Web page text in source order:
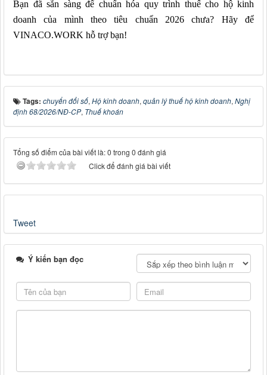
Bạn đã sẵn sàng để chuẩn hóa quy trình thuế cho hộ kinh
doanh của mình theo tiêu chuẩn 2026 chưa? Hãy để
VINACO.WORK hỗ trợ bạn!
Tags: chuyển đổi số, Hộ kinh doanh, quản lý thuế hộ kinh doanh, Nghị
định 68/2026/NĐ-CP, Thuế khoán
Tổng số điểm của bài viết là: 0 trong 0 đánh giá
Click để đánh giá bài viết
Tweet
Ý kiến bạn đọc